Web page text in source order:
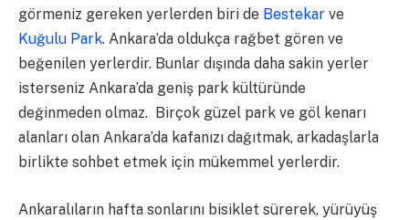
görmeniz gereken yerlerden biri de Bestekar ve
Kuğulu Park. Ankara’da oldukça rağbet gören ve
beğenilen yerlerdir. Bunlar dışında daha sakin yerler
isterseniz Ankara’da geniş park kültüründe
değinmeden olmaz. Birçok güzel park ve göl kenarı
alanları olan Ankara’da kafanızı dağıtmak, arkadaşlarla
birlikte sohbet etmek için mükemmel yerlerdir.
Ankaralıların hafta sonlarını bisiklet sürerek, yürüyüş